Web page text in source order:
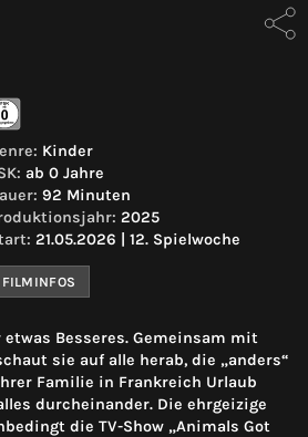
Kinder
ab 0 Jahre
92 Minuten
2025
21.05.2026 | 12. Spielwoche
FILMINFOS
Besseres. Gemeinsam mit
sie auf alle herab, die „anders“
Familie in Frankreich Urlaub
durcheinander. Die ehrgeizige
die TV-Show „Animals Got